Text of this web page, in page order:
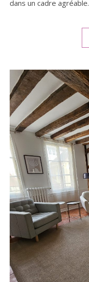
dans un cadre agréable.